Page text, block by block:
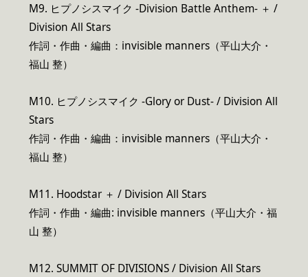
M9. ヒプノシスマイク -Division Battle Anthem- ＋ /
Division All Stars
作詞・作曲・編曲：invisible manners（平山大介・
福山 整）
M10. ヒプノシスマイク -Glory or Dust- / Division All
Stars
作詞・作曲・編曲：invisible manners（平山大介・
福山 整）
M11. Hoodstar ＋ / Division All Stars
作詞・作曲・編曲: invisible manners（平山大介・福
山 整）
M12. SUMMIT OF DIVISIONS / Division All Stars